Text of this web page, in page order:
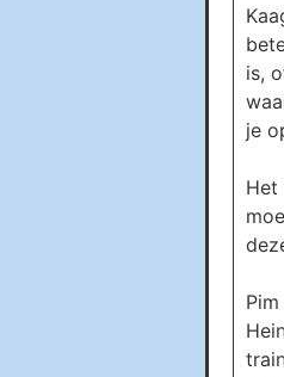
is,
je
Het